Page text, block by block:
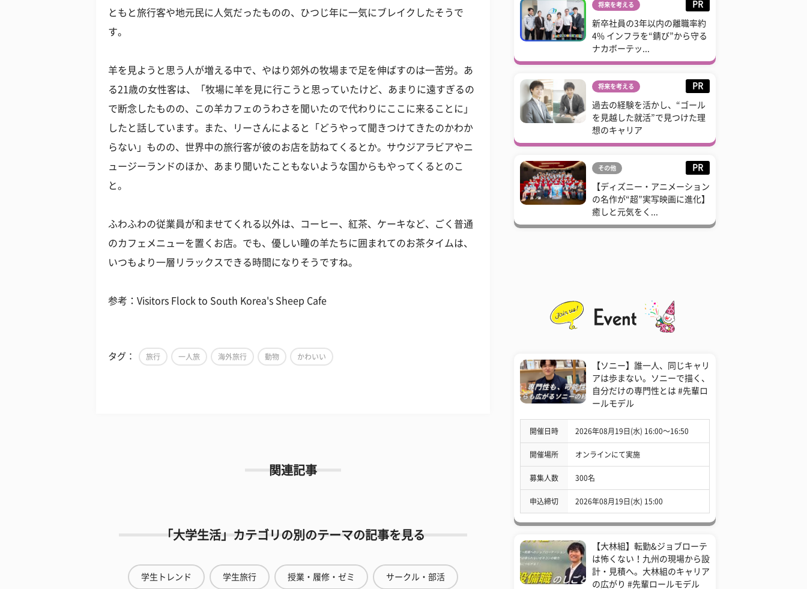
ともと旅行客や地元民に人気だったものの、ひつじ年に一気にブレイクしたそうで
す。
羊を見ようと思う人が増える中で、やはり郊外の牧場まで足を伸ばすのは一苦労。あ
る21歳の女性客は、「牧場に羊を見に行こうと思っていたけど、あまりに遠すぎるの
で断念したものの、この羊カフェのうわさを聞いたので代わりにここに来ることに」
したと話しています。また、リーさんによると「どうやって聞きつけてきたのかわか
らない」ものの、世界中の旅行客が彼のお店を訪ねてくるとか。サウジアラビアやニ
ュージーランドのほか、あまり聞いたこともないような国からもやってくるとのこ
と。
ふわふわの従業員が和ませてくれる以外は、コーヒー、紅茶、ケーキなど、ごく普通
のカフェメニューを置くお店。でも、優しい瞳の羊たちに囲まれてのお茶タイムは、
いつもより一層リラックスできる時間になりそうですね。
参考：Visitors Flock to South Korea's Sheep Cafe
タグ： 旅行 一人旅 海外旅行 動物 かわいい
関連記事
「大学生活」カテゴリの別のテーマの記事を見る
学生トレンド 学生旅行 授業・履修・ゼミ サークル・部活
将来を考える PR
新卒社員の3年以内の離職率約
4% インフラを“錆び”から守る
ナカボーテッ...
将来を考える PR
過去の経験を活かし、“ゴール
を見越した就活”で見つけた理
想のキャリア
その他 PR
【ディズニー・アニメーション
の名作が“超”実写映画に進化】
癒しと元気をく...
【ソニー】誰一人、同じキャリ
アは歩まない。ソニーで描く、
自分だけの専門性とは #先輩ロ
ールモデル
開催日時 2026年08月19日(水) 16:00〜16:50
開催場所 オンラインにて実施
募集人数 300名
申込締切 2026年08月19日(水) 15:00
【大林組】転勤&ジョブローテ
は怖くない！九州の現場から設
計・見積へ。大林組のキャリア
の広がり #先輩ロールモデル